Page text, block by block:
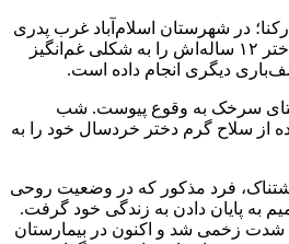
در شهرستان اسلام‌آباد غرب پدری
به دلایل نامشخص، زندگی دختر ۱۲ ساله‌اش را به شکلی غم‌انگیز
دیگری انجام داده است.
سرخک به وقوع پیوست. شب
از سلاح گرم دختر خردسال خود را به
فرد مذکور که در وضعیت روحی
به پایان دادن به زندگی خود گرفت.
شدت زخمی شد و اکنون در بیمارستان